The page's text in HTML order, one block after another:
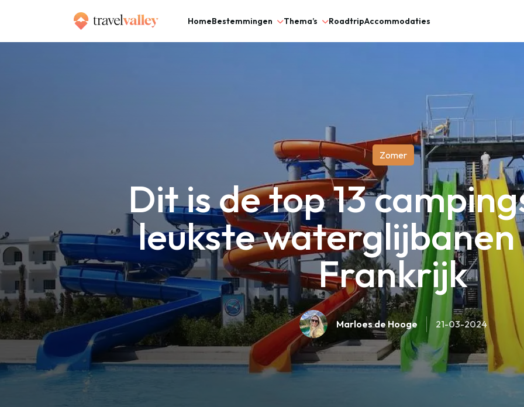
HomeBestemmingen Thema’s RoadtripAccommodaties
Zomer
Dit is de top 13
leukste waterglijbanen
Frankrijk
Marloes de Hooge 21-03-2024